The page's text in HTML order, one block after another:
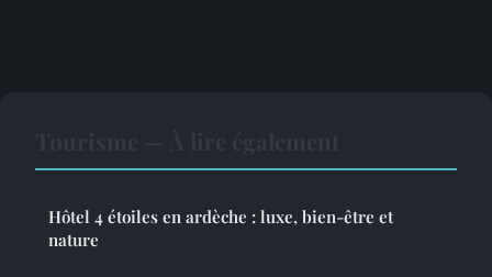
Hôtel 4 étoiles en ardèche : luxe, bien-être et
nature